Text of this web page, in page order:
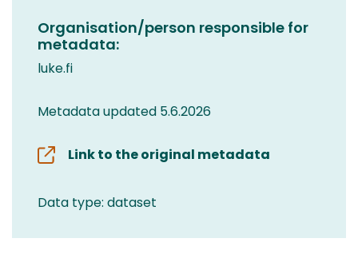
Organisation/person responsible for
metadata:
luke.fi
Metadata updated 5.6.2026
Link to the original metadata
Data type: dataset